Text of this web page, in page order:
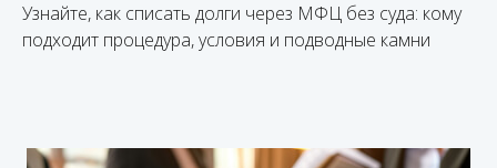
Узнайте, как списать долги через МФЦ без суда: кому
подходит процедура, условия и подводные камни